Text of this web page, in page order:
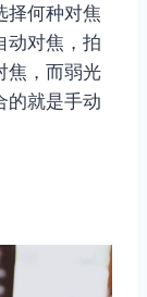
择何种对焦
动对焦，拍
焦，而弱光
的就是手动